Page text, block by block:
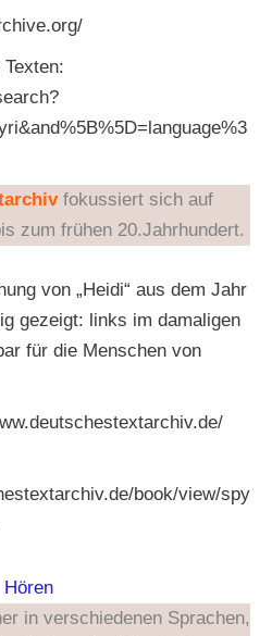
fokussiert sich auf
zum frühen 20.Jahrhundert.
von „Heidi“ aus dem Jahr
gezeigt: links im damaligen
für die Menschen von
book/view/spy
Hören
in verschiedenen Sprachen,